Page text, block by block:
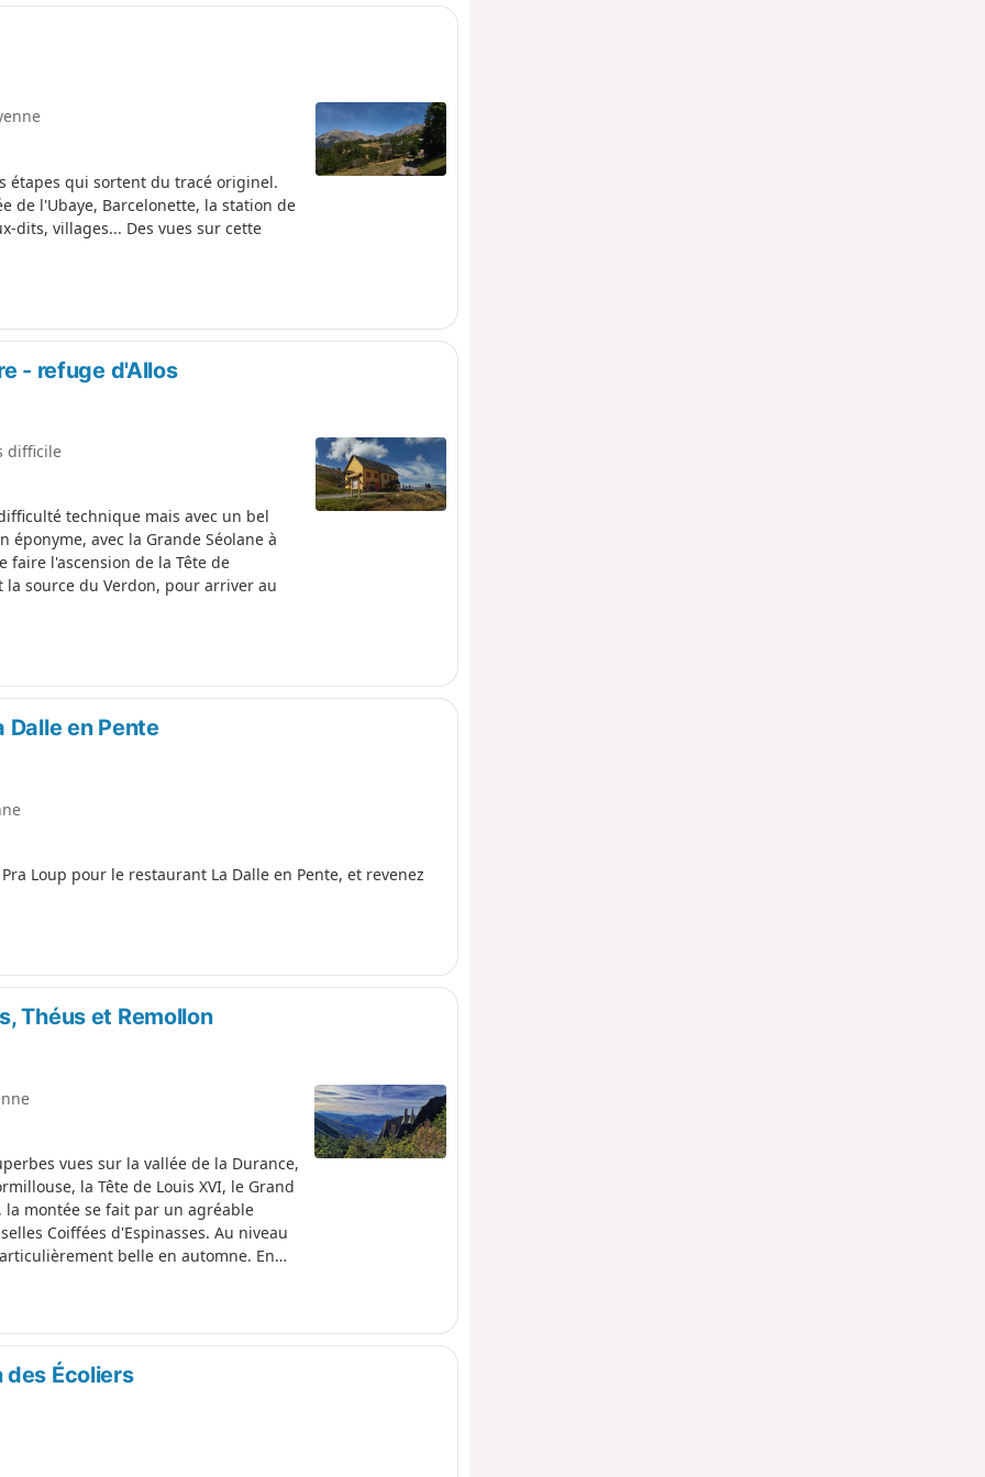
étapes qui sortent du tracé originel.
de l'Ubaye, Barcelonette, la station de
dits, villages... Des vues sur cette
- refuge d'Allos
difficile
technique mais avec un bel
avec la Grande Séolane à
faire l'ascension de la Tête de
source du Verdon, pour arriver au
Dalle en Pente
Loup pour le restaurant La Dalle en Pente, et revenez
Théus et Remollon
vues sur la vallée de la Durance,
la Tête de Louis XVI, le Grand
montée se fait par un agréable
Coiffées d'Espinasses. Au niveau
belle en automne. En
Demoiselles Coiffées de Remollon.
des Écoliers